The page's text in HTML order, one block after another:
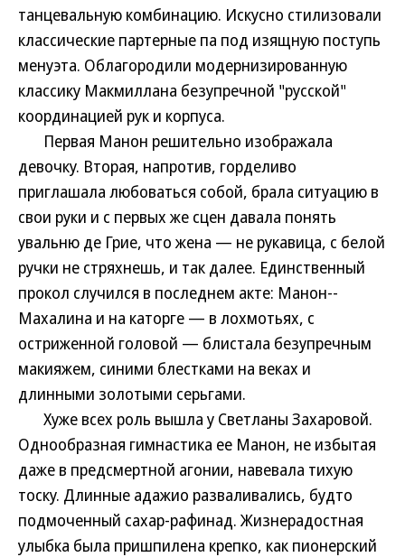
танцевальную комбинацию. Искусно стилизовали
классические партерные па под изящную поступь
менуэта. Облагородили модернизированную
классику Макмиллана безупречной "русской"
координацией рук и корпуса.
Первая Манон решительно изображала
девочку. Вторая, напротив, горделиво
приглашала любоваться собой, брала ситуацию в
свои руки и с первых же сцен давала понять
увальню де Грие, что жена — не рукавица, с белой
ручки не стряхнешь, и так далее. Единственный
прокол случился в последнем акте: Манон--
Махалина и на каторге — в лохмотьях, с
остриженной головой — блистала безупречным
макияжем, синими блестками на веках и
длинными золотыми серьгами.
Хуже всех роль вышла у Светланы Захаровой.
Однообразная гимнастика ее Манон, не избытая
даже в предсмертной агонии, навевала тихую
тоску. Длинные адажио разваливались, будто
подмоченный сахар-рафинад. Жизнерадостная
улыбка была пришпилена крепко, как пионерский